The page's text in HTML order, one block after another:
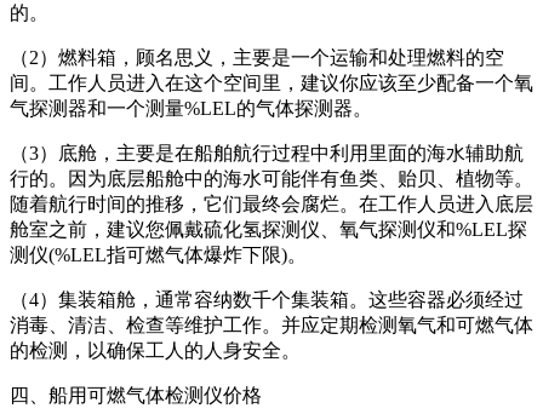
的。
（2）燃料箱，顾名思义，主要是一个运输和处理燃料的空
间。工作人员进入在这个空间里，建议你应该至少配备一个氧
气探测器和一个测量%LEL的气体探测器。
（3）底舱，主要是在船舶航行过程中利用里面的海水辅助航
行的。因为底层船舱中的海水可能伴有鱼类、贻贝、植物等。
随着航行时间的推移，它们最终会腐烂。在工作人员进入底层
舱室之前，建议您佩戴硫化氢探测仪、氧气探测仪和%LEL探
测仪(%LEL指可燃气体爆炸下限)。
（4）集装箱舱，通常容纳数千个集装箱。这些容器必须经过
消毒、清洁、检查等维护工作。并应定期检测氧气和可燃气体
的检测，以确保工人的人身安全。
四、船用可燃气体检测仪价格